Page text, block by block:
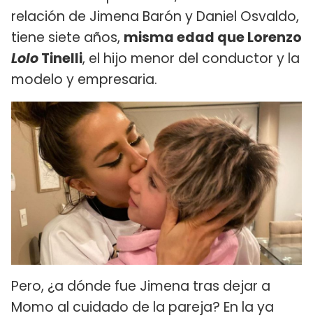
relación de Jimena Barón y Daniel Osvaldo,
tiene siete años, misma edad que Lorenzo
LoloTinelli, el hijo menor del conductor y la
modelo y empresaria.
Pero, ¿a dónde fue Jimena tras dejar a
Momo al cuidado de la pareja? En la ya